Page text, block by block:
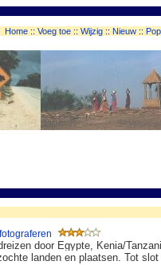
Home:: Voeg toe:: Wijzig:: Nieuw::
door Egypte, Kenia/
landen en plaatsen. Tot